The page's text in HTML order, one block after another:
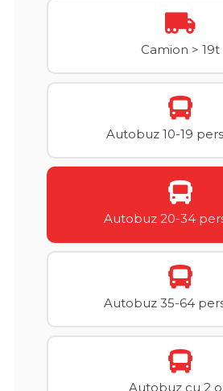
Camion > 19t
Autobuz 10-19
Autobuz 20-34
Autobuz 35-64
Autobuz cu 2